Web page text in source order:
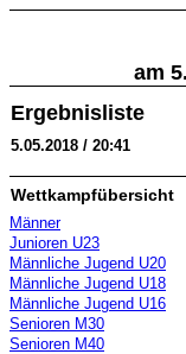
am
Ergebnisliste
5.05.2018 / 20:41
Wettkampfübersicht
Männer
Junioren U23
Männliche Jugend U20
Männliche Jugend U18
Männliche Jugend U16
Senioren M30
Senioren M40